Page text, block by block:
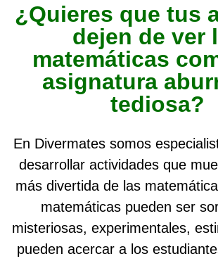
¿Quieres que tus
dejen de ver
matemáticas
asignatura
tediosa?
En Divermates somos
desarrollar actividades que
más divertida de las
matemáticas pueden ser
misteriosas, experimentales,
pueden acercar a los